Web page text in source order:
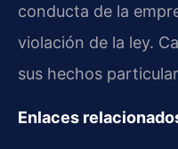
conducta de la
violación de la ley.
sus hechos
Enlaces